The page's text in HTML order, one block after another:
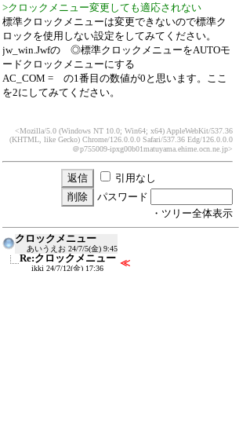
>クロックメニュー変更しても適応されない
標準クロックメニューは変更できないので標準ク
ロックを使用しない設定をしてみてください。
jw_win.Jwfの ◎標準クロックメニューをAUTOモ
ードクロックメニューにする
AC_COM = の1番目の数値が0と思います。ここ
を2にしてみてください。
<Mozilla/5.0 (Windows NT 10.0; Win64; x64) AppleWebKit/537.36
(KHTML, like Gecko) Chrome/126.0.0.0 Safari/537.36 Edg/126.0.0.0
＠p755009-ipxg00b01matuyama.ehime.ocn.ne.jp>
引用なし
パスワード
・ツリー全体表示
クロックメニュー
あいうえお 24/7/5(金) 9:45
Re:クロックメニュー
ikki 24/7/12(金) 17:36 ≪